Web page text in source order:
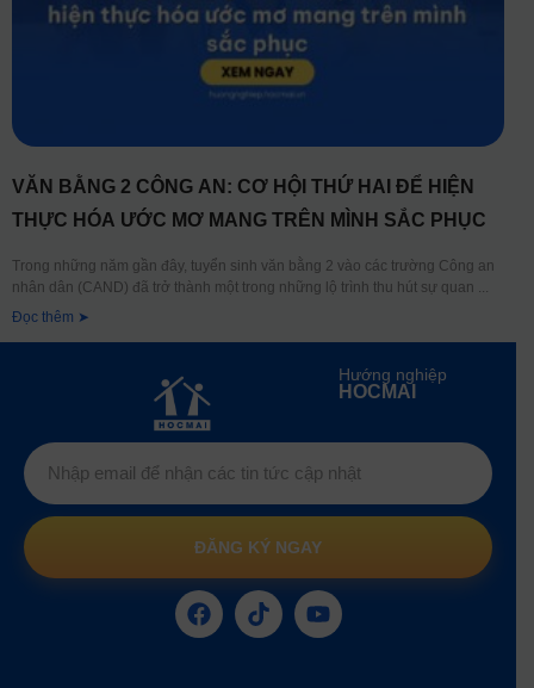
VĂN BẰNG 2 CÔNG AN: CƠ HỘI THỨ HAI ĐỂ HIỆN
THỰC HÓA ƯỚC MƠ MANG TRÊN MÌNH SẮC PHỤC
Trong những năm gần đây, tuyển sinh văn bằng 2 vào các trường Công an
nhân dân (CAND) đã trở thành một trong những lộ trình thu hút sự quan
Đọc thêm ➤
Hướng nghiệp
HOCMAI
ĐĂNG KÝ NGAY